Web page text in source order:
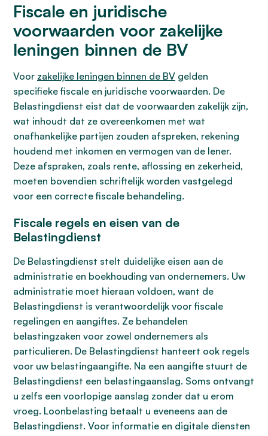
Fiscale en juridische
voorwaarden voor zakelijke
leningen binnen de BV
Voor zakelijke leningen binnen de BV gelden
specifieke fiscale en juridische voorwaarden. De
Belastingdienst eist dat de voorwaarden zakelijk zijn,
wat inhoudt dat ze overeenkomen met wat
onafhankelijke partijen zouden afspreken, rekening
houdend met inkomen en vermogen van de lener.
Deze afspraken, zoals rente, aflossing en zekerheid,
moeten bovendien schriftelijk worden vastgelegd
voor een correcte fiscale behandeling.
Fiscale regels en eisen van de
Belastingdienst
De Belastingdienst stelt duidelijke eisen aan de
administratie en boekhouding van ondernemers. Uw
administratie moet hieraan voldoen, want de
Belastingdienst is verantwoordelijk voor fiscale
regelingen en aangiftes. Ze behandelen
belastingzaken voor zowel ondernemers als
particulieren. De Belastingdienst hanteert ook regels
voor uw belastingaangifte. Na een aangifte stuurt de
Belastingdienst een belastingaanslag. Soms ontvangt
u zelfs een voorlopige aanslag zonder dat u erom
vroeg. Loonbelasting betaalt u eveneens aan de
Belastingdienst. Voor informatie en digitale diensten